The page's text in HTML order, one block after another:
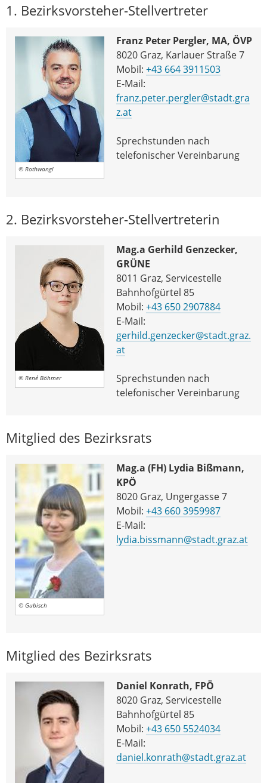
1. Bezirksvorsteher-Stellvertreter
© Rothwangl
Franz Peter Pergler, MA, ÖVP
8020 Graz, Karlauer Straße 7
Mobil: +43 664 3911503
E-Mail:
franz.peter.pergler@stadt.gra
z.at
Sprechstunden nach
telefonischer Vereinbarung
2. Bezirksvorsteher-Stellvertreterin
© René Böhmer
Mag.a Gerhild Genzecker,
GRÜNE
8011 Graz, Servicestelle
Bahnhofgürtel 85
Mobil: +43 650 2907884
E-Mail:
gerhild.genzecker@stadt.graz.
at
Sprechstunden nach
telefonischer Vereinbarung
Mitglied des Bezirksrats
© Gubisch
Mag.a (FH) Lydia Bißmann,
KPÖ
8020 Graz, Ungergasse 7
Mobil: +43 660 3959987
E-Mail:
lydia.bissmann@stadt.graz.at
Mitglied des Bezirksrats
Daniel Konrath, FPÖ
8020 Graz, Servicestelle
Bahnhofgürtel 85
Mobil: +43 650 5524034
E-Mail:
daniel.konrath@stadt.graz.at